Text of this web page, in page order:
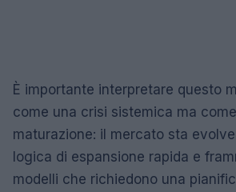
È importante interpretare questo
come una crisi sistemica ma
maturazione: il mercato sta
logica di espansione rapida e
modelli che richiedono una